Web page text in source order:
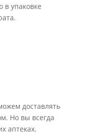
в упаковке
доставлять
Но вы всегда
аптеках.